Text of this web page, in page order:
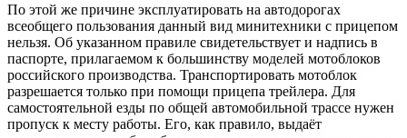
По этой же причине эксплуатировать на автодорогах
всеобщего пользования данный вид минитехники с прицепом
нельзя. Об указанном правиле свидетельствует и надпись в
паспорте, прилагаемом к большинству моделей мотоблоков
российского производства. Транспортировать мотоблок
разрешается только при помощи прицепа трейлера. Для
самостоятельной езды по общей автомобильной трассе нужен
пропуск к месту работы. Его, как правило, выдаёт